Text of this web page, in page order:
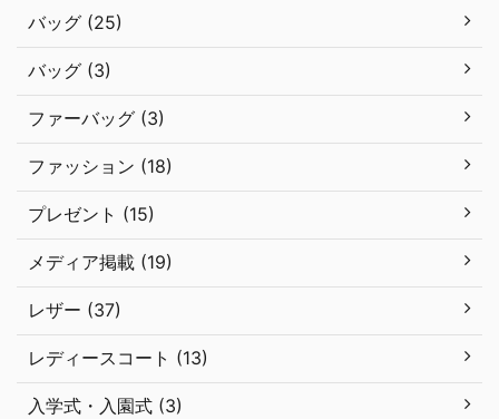
バッグ (25)
バッグ (3)
ファーバッグ (3)
ファッション (18)
プレゼント (15)
メディア掲載 (19)
レザー (37)
レディースコート (13)
入学式・入園式 (3)